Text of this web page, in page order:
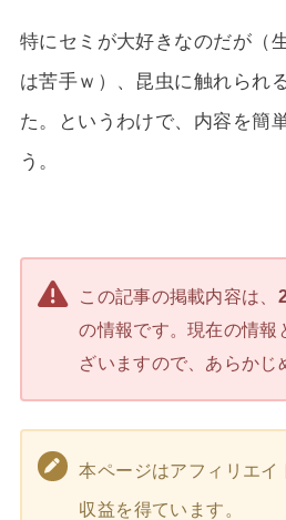
特にセミが大好きなのだが（
は苦手ｗ）、昆虫に触れられ
た。というわけで、内容を簡
う。
この記事の掲載内容は、
の情報です。現在の情報
ざいますので、あらかじ
本ページはアフィリエイ
収益を得ています。